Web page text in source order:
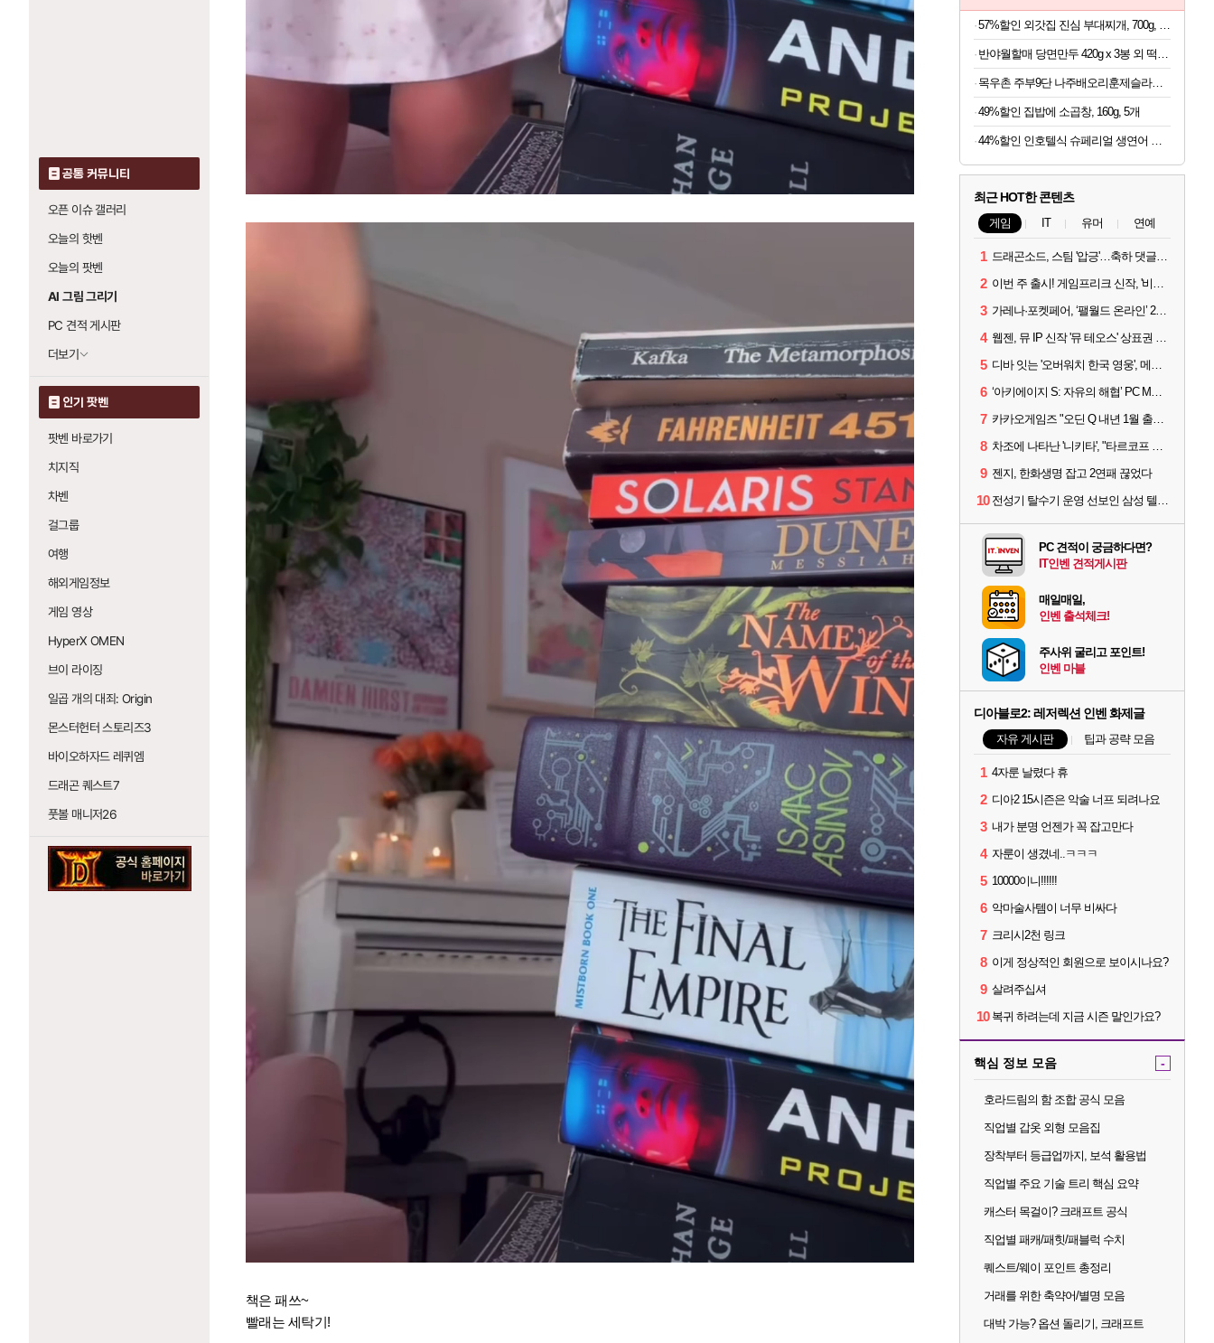
공통 커뮤니티
오픈 이슈 갤러리
오늘의 핫벤
오늘의 팟벤
AI 그림 그리기
PC 견적 게시판
더보기
인기 팟벤
팟벤 바로가기
치지직
차벤
걸그룹
여행
해외게임정보
게임 영상
HyperX OMEN
브이 라이징
일곱 개의 대죄: Origin
몬스터헌터 스토리즈3
바이오하자드 레퀴엠
드래곤 퀘스트7
풋볼 매니저26
책은 패쓰~
빨래는 세탁기!
목우촌 주부9단 나주배오리훈제슬라이스200gx8개
49%할인 집밥에 소곱창, 160g, 5개
44%할인 인호텔식 슈페리얼 생연어 회필렛, 1kg, 1팩
최근 HOT한 콘텐츠
게임 IT 유머 연예
1 드래곤소드, 스팀 '압긍'…축하 댓글 달고 게임 코드 받자!
2 이번 주 출시! 게임프리크 신작, '비스트 오브 리인카네이션'
3 가레나·포켓페어, ‘팰월드 온라인’ 2026년 출시 예고
4 웹젠, 뮤 IP 신작 '뮤 테오스' 상표권 출원
5 디바 잇는 '오버워치 한국 영웅', 메카 파일럿 디몬 나온다
6 ‘아키에이지 S: 자유의 해협’ PC MMORPG로 개발한다
7 카카오게임즈 "오딘 Q 내년 1월 출시, 연기는 없다"
8 차조에 나타난 '니키타', "타르코프 PvE 프레스티지 연내 출시 목표"
9 젠지, 한화생명 잡고 2연패 끊었다
10 전성기 탈수기 운영 선보인 삼성 텔레콤, 3:0 완승
PC 견적이 궁금하다면?
IT인벤 견적게시판
매일매일,
인벤 출석체크!
주사위 굴리고 포인트!
인벤 마블
디아블로2: 레저렉션 인벤 화제글
자유 게시판 팁과 공략 모음
1 4자룬 날렸다 휴
2 디아2 15시즌은 악술 너프 되려나요
3 내가 분명 언젠가 꼭 잡고만다
4 자룬이 생겼네..ㅋㅋㅋ
5 10000이니!!!!!!
6 악마술사템이 너무 비싸다
7 크리시2천 링크
8 이게 정상적인 회원으로 보이시나요?
9 살려주십셔
10 복귀 하려는데 지금 시즌 말인가요?
핵심 정보 모음 -
호라드림의 함 조합 공식 모음
직업별 갑옷 외형 모음집
장착부터 등급업까지, 보석 활용법
직업별 주요 기술 트리 핵심 요약
캐스터 목걸이? 크래프트 공식
직업별 패캐/패힛/패블럭 수치
퀘스트/웨이 포인트 총정리
거래를 위한 축약어/별명 모음
대박 가능? 옵션 돌리기, 크래프트